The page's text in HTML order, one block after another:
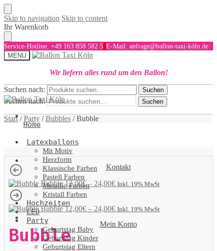
Skip to navigation Skip to content
Ihr Warenkorb
Service-Hotline: +49 163 858 582 5 E-Mail: anfrage@ballon-taxi-köln.de
MENU
Wir liefern alles rund um den Ballon!
Suchen nach: Suchen
Kontakt
Mein Konto
Suchen nach: Suchen
Home
Latexballons
Mit Motiv
Herzform
Klassische Farben
Pastell Farben
Metallic Farben
Kristall Farben
Hochzeiten
LED
Party
Geburtstag Baby
Geburtstag Kinder
Geburtstag Eltern
Start /Party /Bubbles /Bubble
Bubble 12,00€– 24,00€ Inkl. 19% MwSt
Bubble 12,00€– 24,00€ Inkl. 19% MwSt
Bubble